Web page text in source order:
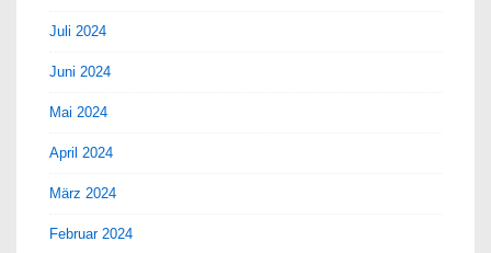
Juli 2024
Juni 2024
Mai 2024
April 2024
März 2024
Februar 2024